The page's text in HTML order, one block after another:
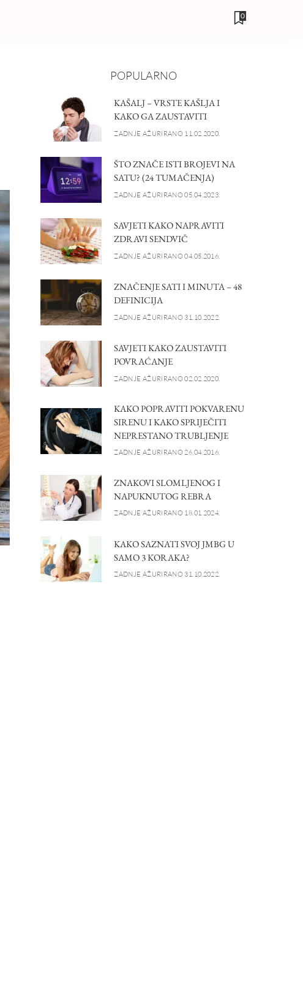
0
POPULARNO
KAŠALJ – VRSTE KAŠLJA I
KAKO GA ZAUSTAVITI
ZADNJE AŽURIRANO 11.02.2020.
ŠTO ZNAČE ISTI BROJEVI NA
SATU? (24 TUMAČENJA)
ZADNJE AŽURIRANO 05.04.2023.
SAVJETI KAKO NAPRAVITI
ZDRAVI SENDVIČ
ZADNJE AŽURIRANO 04.05.2016.
ZNAČENJE SATI I MINUTA – 48
DEFINICIJA
ZADNJE AŽURIRANO 31.10.2022.
SAVJETI KAKO ZAUSTAVITI
POVRAĆANJE
ZADNJE AŽURIRANO 02.02.2020.
KAKO POPRAVITI POKVARENU
SIRENU I KAKO SPRIJEČITI
NEPRESTANO TRUBLJENJE
ZADNJE AŽURIRANO 26.04.2016.
ZNAKOVI SLOMLJENOG I
NAPUKNUTOG REBRA
ZADNJE AŽURIRANO 18.01.2024.
KAKO SAZNATI SVOJ JMBG U
SAMO 3 KORAKA?
ZADNJE AŽURIRANO 31.10.2022.